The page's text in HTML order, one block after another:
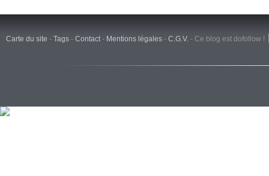
Carte du site - Tags - Contact - Mentions légales - C.G.V. - Ce blog est dofollow !